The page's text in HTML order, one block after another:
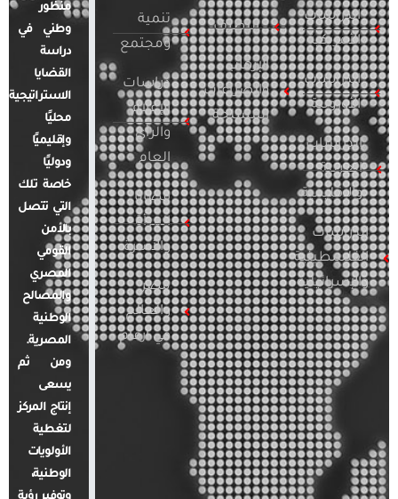
الدراسات
الأمريكية
الدراسات
الأوروبية
الدراسات
العربية
والإقليمية
الدراسات
الفلسطينية
والإسرائيلية
التطرف
الإرهاب
والصراعات
المسلحة
تنمية
ومجتمع
دراسات
الإعلام
والرأي
العام
قضايا
المرأة
والأسرة
مصر
والعالم
في أرقام
منظور
وطني في
دراسة
القضايا
الاستراتيجية
محليًا
وإقليميًا
ودوليًا
خاصة تلك
التي تتصل
بالأمن
القومي
المصري
والمصالح
الوطنية
المصرية.
ومن ثم
يسعى
إنتاج المركز
لتغطية
الأولويات
الوطنية،